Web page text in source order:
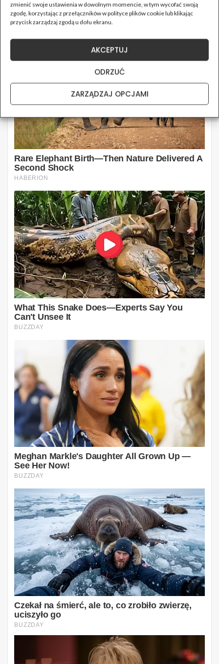
zmienić swoje ustawienia w dowolnym momencie, w tym wycofać swoją
zgodę, korzystając z przełączników w polityce plików cookie lub klikając
przycisk zarządzaj zgodą u dołu ekranu.
AKCEPTUJ
ODRZUĆ
ZARZĄDZAJ OPCJAMI